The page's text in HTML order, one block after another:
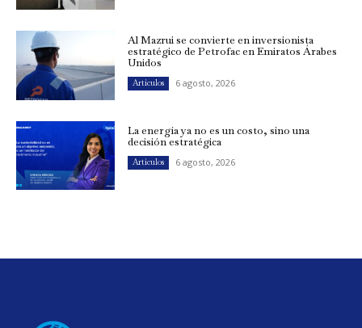
Al Mazrui se convierte en inversionista
estratégico de Petrofac en Emiratos Árabes
Unidos
Artículos 6 agosto, 2026
La energía ya no es un costo, sino una
decisión estratégica
Artículos 6 agosto, 2026